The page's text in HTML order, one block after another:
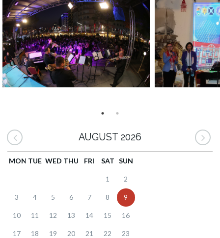
AUGUST 2026
MON TUE WED THU FRI SAT SUN
1 2
3 4 5 6 7 8 9
10 11 12 13 14 15 16
17 18 19 20 21 22 23